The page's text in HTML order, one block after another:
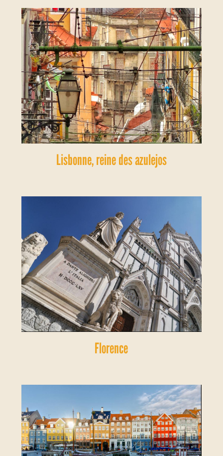
Lisbonne, reine des azulejos
Florence